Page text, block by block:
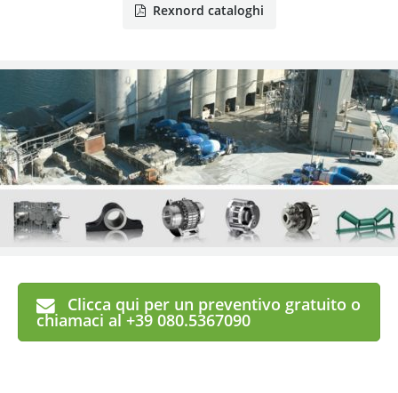
Rexnord cataloghi
Clicca qui per un preventivo gratuito o
chiamaci al +39 080.5367090